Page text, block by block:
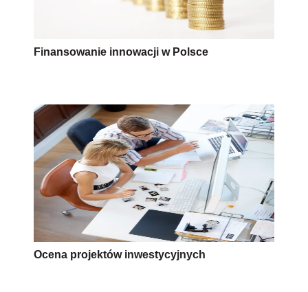
Finansowanie innowacji w Polsce
Ocena projektów inwestycyjnych